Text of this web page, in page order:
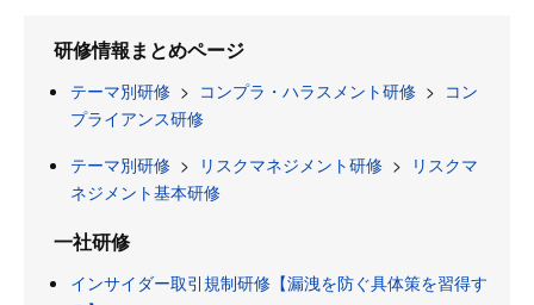
研修情報まとめページ
テーマ別研修 > コンプラ・ハラスメント研修 > コン
プライアンス研修
テーマ別研修 > リスクマネジメント研修 > リスクマ
ネジメント基本研修
一社研修
インサイダー取引規制研修【漏洩を防ぐ具体策を習得す